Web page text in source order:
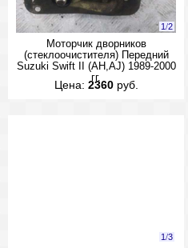
1/2
Моторчик дворников
(стеклоочистителя) Передний
Suzuki Swift II (AH,AJ) 1989-2000
гг.
Цена: 2360руб.
1/3